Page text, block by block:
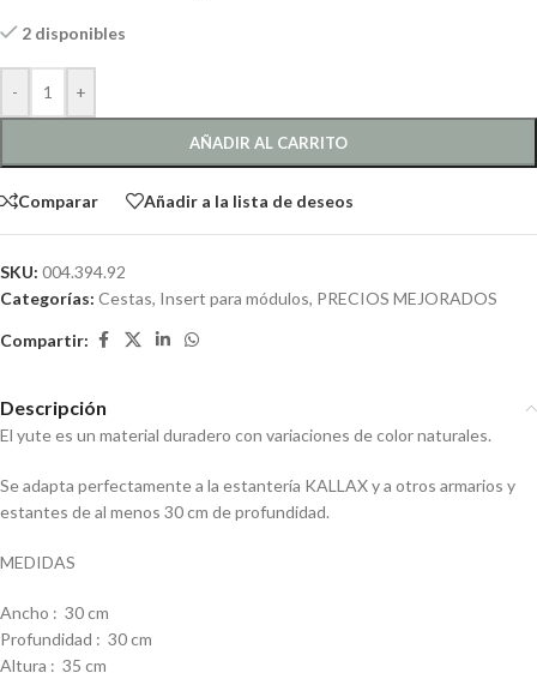
2 disponibles
- +
AÑADIR AL CARRITO
Comparar Añadir a la lista de deseos
SKU: 004.394.92
Categorías: Cestas, Insert para módulos, PRECIOS MEJORADOS
Compartir:
Descripción
El yute es un material duradero con variaciones de color naturales.
Se adapta perfectamente a la estantería KALLAX y a otros armarios y
estantes de al menos 30 cm de profundidad.
MEDIDAS
Ancho : 30 cm
Profundidad : 30 cm
Altura : 35 cm